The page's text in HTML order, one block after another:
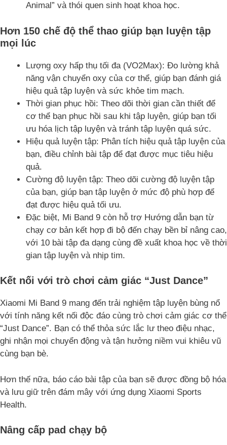
Animal” và thói quen sinh hoạt khoa học.
Hơn 150 chế độ thể thao giúp bạn luyện tập
mọi lúc
Lượng oxy hấp thụ tối đa (VO2Max): Đo lường khả
năng vận chuyển oxy của cơ thể, giúp bạn đánh giá
hiệu quả tập luyện và sức khỏe tim mạch.
Thời gian phục hồi: Theo dõi thời gian cần thiết để
cơ thể bạn phục hồi sau khi tập luyện, giúp bạn tối
ưu hóa lịch tập luyện và tránh tập luyện quá sức.
Hiệu quả luyện tập: Phân tích hiệu quả tập luyện của
bạn, điều chỉnh bài tập để đạt được mục tiêu hiệu
quả.
Cường độ luyện tập: Theo dõi cường độ luyện tập
của bạn, giúp bạn tập luyện ở mức độ phù hợp để
đạt được hiệu quả tối ưu.
Đặc biệt, Mi Band 9 còn hỗ trợ Hướng dẫn bạn từ
chạy cơ bản kết hợp đi bộ đến chạy bền bỉ nâng cao,
với 10 bài tập đa dạng cùng đề xuất khoa học về thời
gian tập luyện và nhịp tim.
Kết nối với trò chơi cảm giác “Just Dance”
Xiaomi Mi Band 9 mang đến trải nghiệm tập luyện bùng nổ
với tính năng kết nối độc đáo cùng trò chơi cảm giác cơ thể
“Just Dance”. Bạn có thể thỏa sức lắc lư theo điệu nhạc,
ghi nhận mọi chuyển động và tận hưởng niềm vui khiêu vũ
cùng bạn bè.
Hơn thế nữa, báo cáo bài tập của bạn sẽ được đồng bộ hóa
và lưu giữ trên đám mây với ứng dụng Xiaomi Sports
Health.
Nâng cấp pad chạy bộ